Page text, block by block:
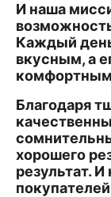
И наша
Каждый
вкусным, а
Благодаря
хорошего
результат.